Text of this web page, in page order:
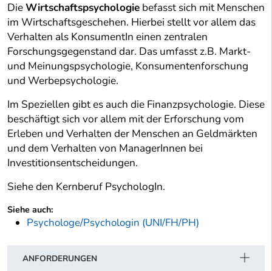
DieWirtschaftspsychologie befasst sich mit Menschen
im Wirtschaftsgeschehen. Hierbei stellt vor allem das
Verhalten als KonsumentIn einen zentralen
Forschungsgegenstand dar. Das umfasst z.B. Markt-
und Meinungspsychologie, Konsumentenforschung
und Werbepsychologie.
Im Speziellen gibt es auch die Finanzpsychologie. Diese
beschäftigt sich vor allem mit der Erforschung vom
Erleben und Verhalten der Menschen an Geldmärkten
und dem Verhalten von ManagerInnen bei
Investitionsentscheidungen.
Siehe den Kernberuf PsychologIn.
Siehe auch:
Psychologe/Psychologin (UNI/FH/PH)
ANFORDERUNGEN